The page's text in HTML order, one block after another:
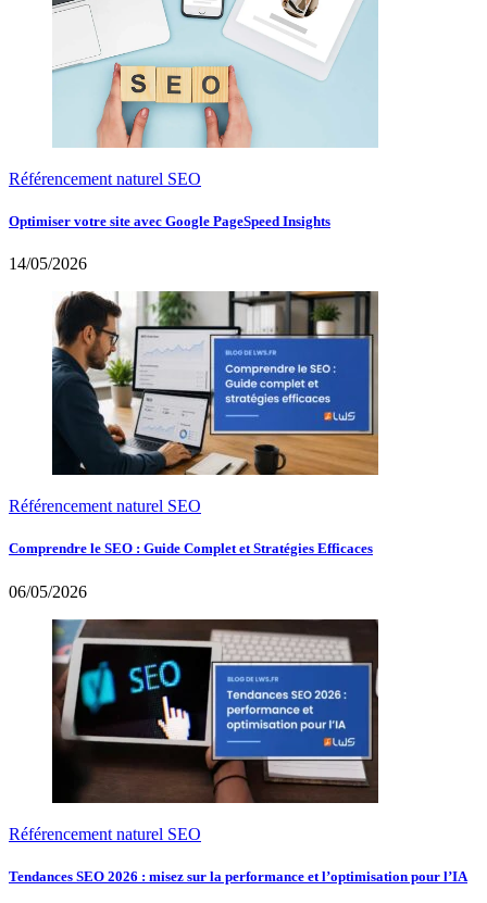
Référencement naturel SEO
Optimiser votre site avec Google PageSpeed Insights
14/05/2026
Référencement naturel SEO
Comprendre le SEO : Guide Complet et Stratégies Efficaces
06/05/2026
Référencement naturel SEO
Tendances SEO 2026 : misez sur la performance et l’optimisation pour l’IA